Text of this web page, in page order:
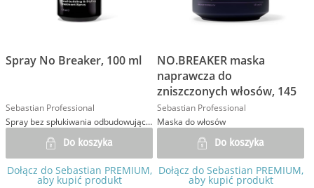
Spray No Breaker, 100 ml
Sebastian Professional
Spray bez spłukiwania odbudowujący wiązania
Do koszyka
Dołącz do Sebastian PREMIUM,
aby kupić produkt
NO.BREAKER maska
naprawcza do
zniszczonych włosów, 145
ml
Sebastian Professional
Maska do włosów
Do koszyka
Dołącz do Sebastian PREMIUM,
aby kupić produkt